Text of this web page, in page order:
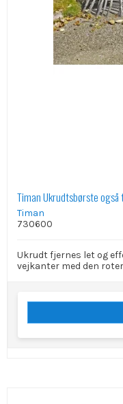
Timan Ukrudtsbørste
Timan
730600
Ukrudt fjernes let og
vejkanter med den